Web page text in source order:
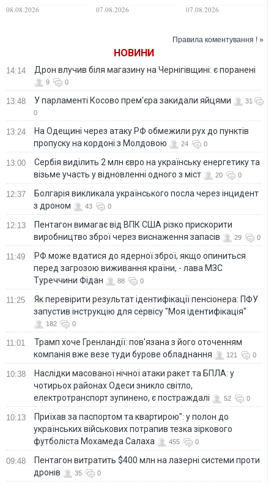
земель не
08.08.2026
мігрантів і
07.08.2026
випадки гарячки
07.08.2026
Правила коментування ! »
НОВИНИ
14:14 Дрон влучив біля магазину на Чернігівщині: є поранені
9 0
13:48 У парламенті Косово прем'єра закидали яйцями
31
0
13:24
На Одещині через атаку РФ обмежили рух до пунктів
пропуску на кордоні з Молдовою
24 0
13:00
Сербія виділить 2 млн євро на українську енергетику та
візьме участь у відновленні одного з міст
20 0
12:37
Болгарія викликала українського посла через інцидент
з дроном
43 0
12:13
Пентагон вимагає від ВПК США різко прискорити
виробництво зброї через виснаження запасів
29 0
11:49
РФ може вдатися до ядерної зброї, якщо опиниться
перед загрозою виживання країни, - лава МЗС
Туреччини Фідан
88 0
11:25
Як перевірити результат ідентифікації пенсіонера: ПФУ
запустив інструкцію для сервісу "Моя ідентифікація"
182 0
11:01
Трамп хоче Гренландії: пов'язана з його оточенням
компанія вже везе туди бурове обладнання
121 0
10:38
Наслідки масованої нічної атаки ракет та БПЛА: у
чотирьох районах Одеси зникло світло,
електротранспорт зупинено, є постраждалі
52 0
10:13
Приїхав за паспортом та квартирою": у полон до
українських військових потрапив тезка зіркового
футболіста Мохамеда Салаха
455 0
09:48
Пентагон витратить $400 млн на лазерні системи проти
дронів
35 0